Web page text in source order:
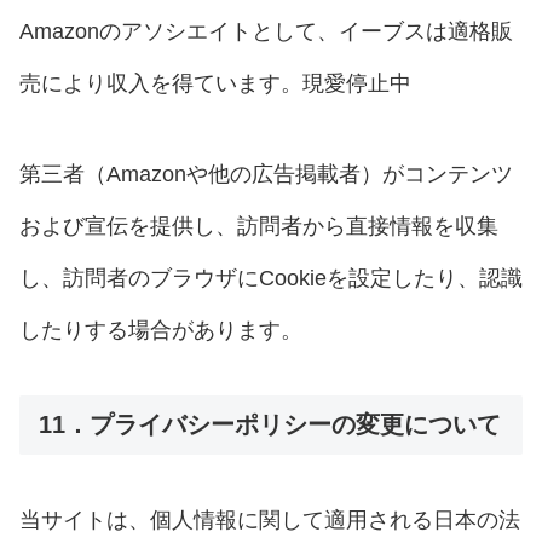
Amazonのアソシエイトとして、イーブスは適格販
売により収入を得ています。現愛停止中
第三者（Amazonや他の広告掲載者）がコンテンツ
および宣伝を提供し、訪問者から直接情報を収集
し、訪問者のブラウザにCookieを設定したり、認識
したりする場合があります。
11．プライバシーポリシーの変更について
当サイトは、個人情報に関して適用される日本の法